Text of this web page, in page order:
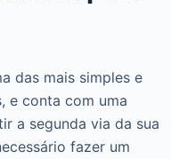
das mais simples e
e conta com uma
a segunda via da sua
fazer um